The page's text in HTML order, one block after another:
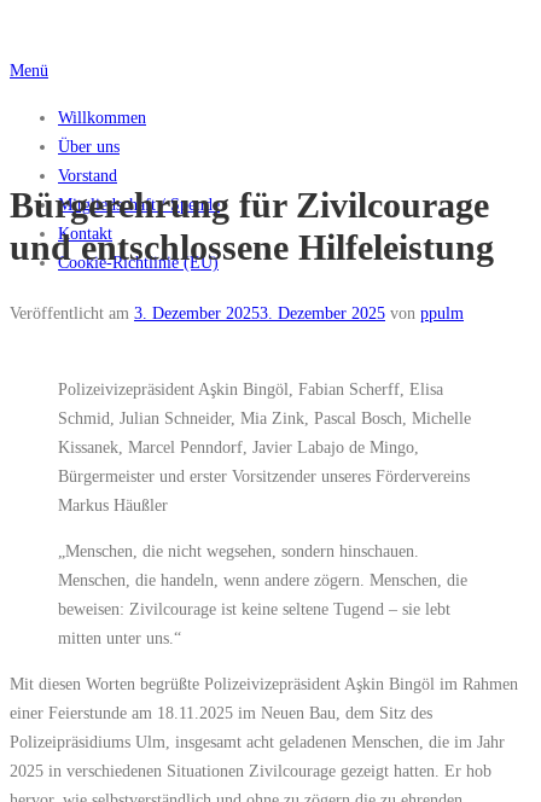
springen
Menü
Willkommen
Über uns
Vorstand
Mitgliedschaft / Spende
Kontakt
Cookie-Richtlinie (EU)
Bürgerehrung für Zivilcourage
und entschlossene Hilfeleistung
Veröffentlicht am 3. Dezember 20253. Dezember 2025 von ppulm
Polizeivizepräsident Aşkin Bingöl, Fabian Scherff, Elisa
Schmid, Julian Schneider, Mia Zink, Pascal Bosch, Michelle
Kissanek, Marcel Penndorf, Javier Labajo de Mingo,
Bürgermeister und erster Vorsitzender unseres Fördervereins
Markus Häußler
„Menschen, die nicht wegsehen, sondern hinschauen.
Menschen, die handeln, wenn andere zögern. Menschen, die
beweisen: Zivilcourage ist keine seltene Tugend – sie lebt
mitten unter uns.“
Mit diesen Worten begrüßte Polizeivizepräsident Aşkin Bingöl im Rahmen
einer Feierstunde am 18.11.2025 im Neuen Bau, dem Sitz des
Polizeipräsidiums Ulm, insgesamt acht geladenen Menschen, die im Jahr
2025 in verschiedenen Situationen Zivilcourage gezeigt hatten. Er hob